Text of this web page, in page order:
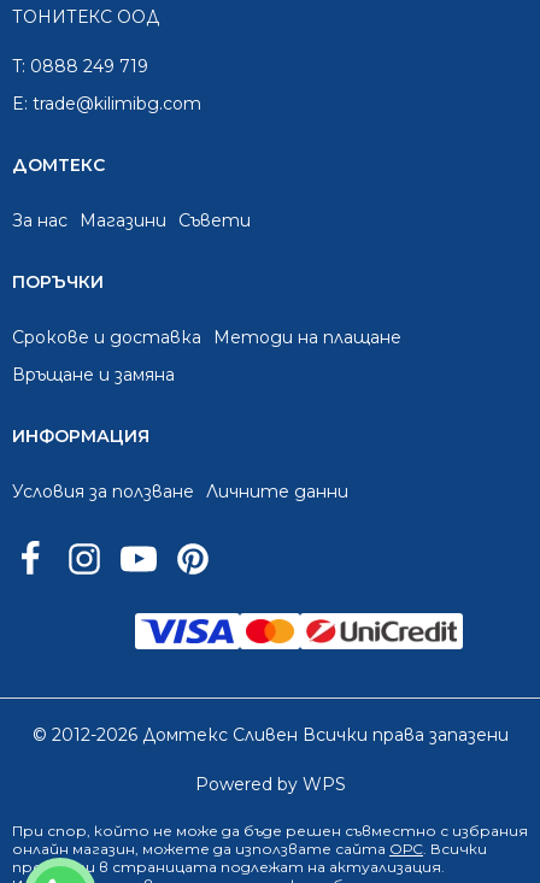
0888 249 719
ТОНИТЕКС ООД
T: 0888 249 719
E: trade@kilimibg.com
ДОМТЕКС
За нас Mагазини Съвети
ПОРЪЧКИ
Срокове и доставка
Методи на плащане
Връщане и замяна
ИНФОРМАЦИЯ
Условия за ползване Личните данни
© 2012-2026 Домтекс Сливен Всички права запазени
Powered by WPS
При спор, който не може да бъде решен съвместно с избрания
онлайн магазин, можете да използвате сайта ОРС. Всички
продукти в страницата подлежат на актуализация.